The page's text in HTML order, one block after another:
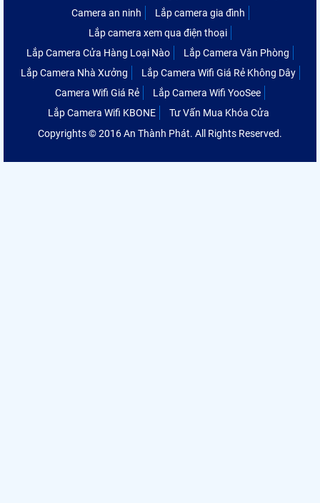
Camera an ninh
Lắp camera gia đình
Lắp camera xem qua điện thoại
Lắp Camera Cửa Hàng Loại Nào
Lắp Camera Văn Phòng
Lắp Camera Nhà Xưởng
Lắp Camera Wifi Giá Rẻ Không Dây
Camera Wifi Giá Rẻ
Lắp Camera Wifi YooSee
Lắp Camera Wifi KBONE
Tư Vấn Mua Khóa Cửa
Copyrights © 2016 An Thành Phát. All Rights Reserved.